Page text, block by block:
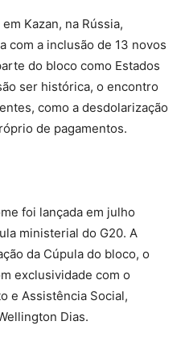
Kazan, na Rússia,
com a inclusão de 13 novos
do bloco como Estados
ser histórica, o encontro
como a desdolarização
de pagamentos.
foi lançada em julho
ministerial do G20. A
da Cúpula do bloco, o
exclusividade com o
e Assistência Social,
Dias.